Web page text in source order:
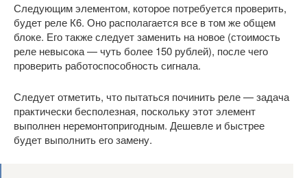
Следующим элементом, которое потребуется проверить,
будет реле К6. Оно располагается все в том же общем
блоке. Его также следует заменить на новое (стоимость
реле невысока — чуть более 150 рублей), после чего
проверить работоспособность сигнала.
Следует отметить, что пытаться починить реле — задача
практически бесполезная, поскольку этот элемент
выполнен неремонтопригодным. Дешевле и быстрее
будет выполнить его замену.